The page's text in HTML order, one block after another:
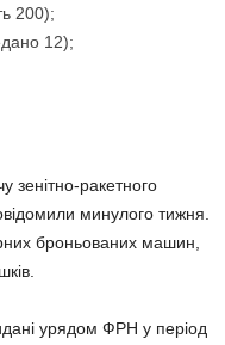
200);
12);
зенітно-ракетного
минулого тижня.
броньованих машин,
урядом ФРН у період